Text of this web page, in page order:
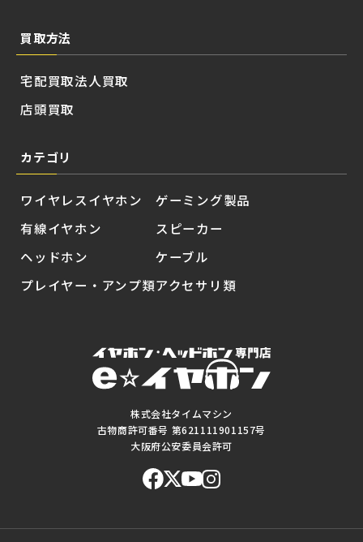
株式会社タイムマシン
古物商許可番号 第621111901157号
大阪府公安委員会許可
買取方法
宅配買取
店頭買取
法人買取
カテゴリ
ワイヤレスイヤホン
有線イヤホン
ヘッドホン
プレイヤー・アンプ類
ゲーミング製品
スピーカー
ケーブル
アクセサリ類